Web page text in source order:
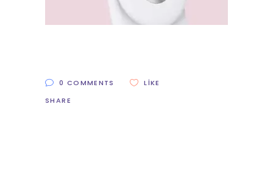
0 COMMENTS
LIKE
SHARE